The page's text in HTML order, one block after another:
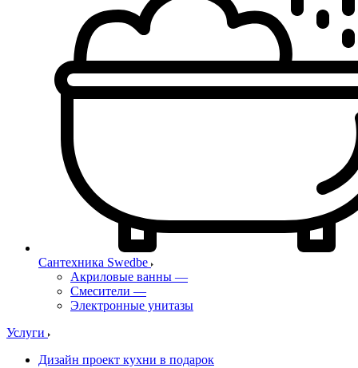
Сантехника Swedbe
Акриловые ванны —
Смесители —
Электронные унитазы
Услуги
Дизайн проект кухни в подарок